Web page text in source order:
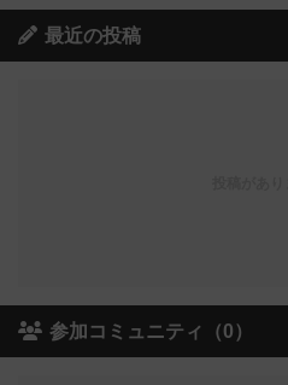
最近の投稿
参加コミュニティ（0）